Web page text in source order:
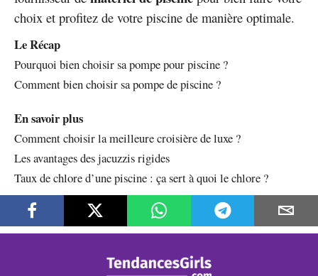
choix et profitez de votre piscine de manière optimale.
Le Récap
Pourquoi bien choisir sa pompe pour piscine ?
Comment bien choisir sa pompe de piscine ?
En savoir plus
Comment choisir la meilleure croisière de luxe ?
Les avantages des jacuzzis rigides
Taux de chlore d’une piscine : ça sert à quoi le chlore ?